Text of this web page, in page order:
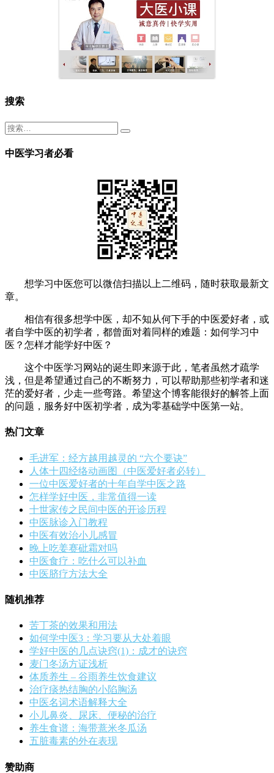
搜索
中医学习者必看
想学习中医您可以微信扫描以上二维码，随时获取最新文
章。
相信有很多想学中医，却不知从何下手的中医爱好者，或
者自学中医的初学者，都曾面对着同样的难题：如何学习中
医？怎样才能学好中医？
这个中医学习网站的诞生即来源于此，笔者虽然才疏学
浅，但是希望通过自己的不断努力，可以帮助那些初学者和迷
茫的爱好者，少走一些弯路。希望这个博客能很好的解答上面
的问题，服务好中医初学者，成为零基础学中医第一站。
热门文章
毛进军：经方越用越灵的 “六个要诀”
人体十四经络动画图（中医爱好者必转）
一位中医爱好者的十年自学中医之路
怎样学好中医，非常值得一读
十世家传之民间中医的开诊历程
中医脉诊入门教程
中医有效治小儿感冒
晚上吃姜赛砒霜对吗
中医食疗：吃什么可以补血
中医脐疗方法大全
随机推荐
苦丁茶的效果和用法
如何学中医3：学习要从大处着眼
学好中医的几点诀窍(1)：成才的诀窍
麦门冬汤方证浅析
体质养生 – 谷雨养生饮食建议
治疗痰热结胸的小陷胸汤
中医名词术语解释大全
小儿鼻炎、尿床、便秘的治疗
养生食谱：海带薏米冬瓜汤
五脏毒素的外在表现
赞助商